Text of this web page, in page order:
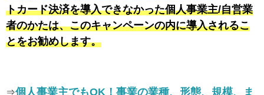
トカード決済を導入できなかった個人事業主/自営業
者のかたは、このキャンペーンの内に導入されるこ
とをお勧めします。
⇒個人事業主でもOK！事業の業種、形態、規模、ま